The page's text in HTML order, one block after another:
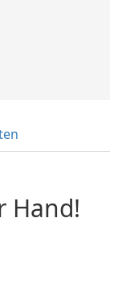
Hand!